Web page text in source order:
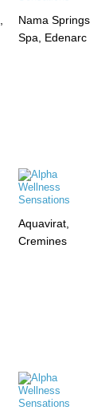
Nama Springs
Spa, Edenarc
Aquavirat,
Cremines